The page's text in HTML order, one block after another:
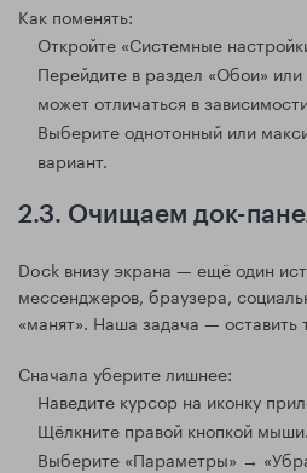
Как поменять:
Откройте «Системные
Перейдите в раздел «Обои»
может отличаться в
Выберите однотонный или
вариант.
2.3. Очищаем док-
Dock внизу экрана — ещё один
мессенджеров, браузера,
«манят». Наша задача — оставить
Сначала уберите лишнее:
Наведите курсор на иконку
Щёлкните правой кнопкой мыши.
Выберите «Параметры» →